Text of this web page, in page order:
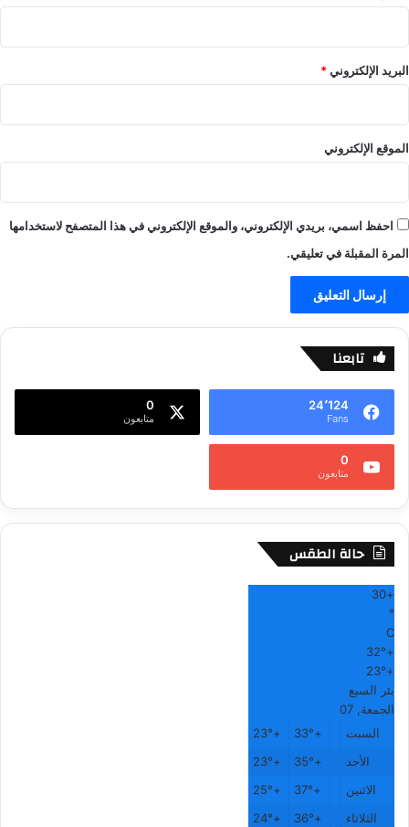
ا
ف
ا
ف
البريد الإلكتروني*
الموقع الإلكتروني
احفظ اسمي، بريدي الإلكتروني، والموقع الإلكتروني في هذا المتصفح لاستخدامها
المرة المقبلة في تعليقي.
تابعنا
24٬124
Fans
0
متابعون
0
متابعون
حالة الطقس
+
30
°
C
+
32°
+
23°
بئر السبع
الجمعة, 07
السبت
+
33°
+
23°
الأحد
+
35°
+
23°
الاثنين
+
37°
+
25°
الثلاثاء
+
36°
+
24°